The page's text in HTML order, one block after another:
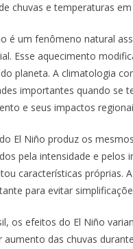
chuvas e temperaturas
é um fenômeno natural
Esse aquecimento
planeta. A climatologia
importantes quando se
e seus impactos
El Niño produz os
pela intensidade e pelos
características próprias.
para evitar
os efeitos do El Niño
aumento das chuvas